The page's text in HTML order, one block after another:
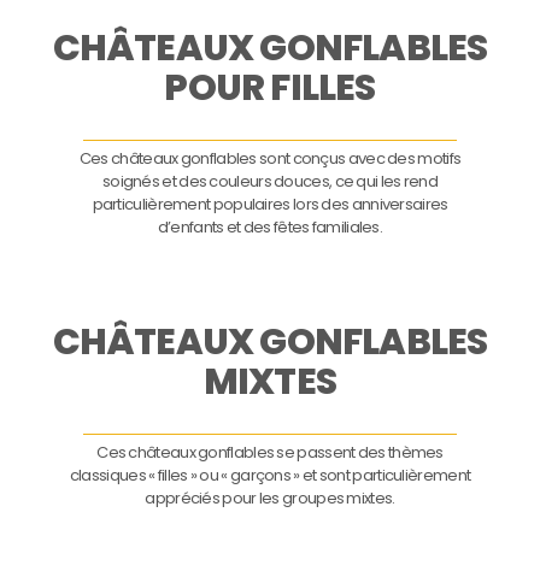
CHÂTEAUX GONFLABLES
POUR FILLES
Ces châteaux gonflables sont conçus avec des motifs
soignés et des couleurs douces, ce qui les rend
particulièrement populaires lors des anniversaires
d’enfants et des fêtes familiales.
CHÂTEAUX GONFLABLES
MIXTES
Ces châteaux gonflables se passent des thèmes
classiques « filles » ou « garçons » et sont particulièrement
appréciés pour les groupes mixtes.